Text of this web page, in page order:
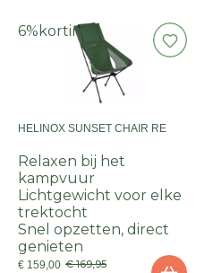
6% korting
HELINOX SUNSET CHAIR RE
Relaxen bij het
kampvuur
Lichtgewicht voor elke
trektocht
Snel opzetten, direct
genieten
€ 159,00 € 169,95